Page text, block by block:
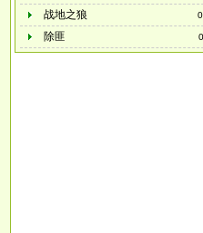
战地之狼
除匪